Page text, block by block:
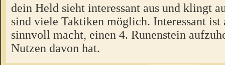
dein Held sieht interessant aus und klingt
sind viele Taktiken möglich. Interessant ist
sinnvoll macht, einen 4. Runenstein
Nutzen davon hat.